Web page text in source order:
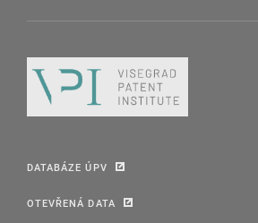
DATABÁZE ÚPV
OTEVŘENÁ DATA